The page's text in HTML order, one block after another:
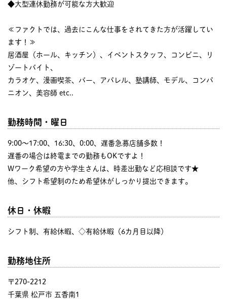
◆大型連休勤務が可能な方大歓迎
≪ファクトでは、過去にこんな仕事をされてきた方が活躍してい
ます！≫
居酒屋（ホール、キッチン）、イベントスタッフ、コンビニ、リ
ゾートバイト、
カラオケ、漫画喫茶、バー、アパレル、塾講師、モデル、コンパ
ニオン、美容師 etc..
勤務時間・曜日
9:00〜17:00、16:30、0:00、遅番急募店舗多数！
遅番の場合は終電までの勤務もOKですよ！
Wワーク希望の方や学生さんは、時差出勤など応相談です★
他、シフト希望制のため希望休がしっかり提出できます。
休日・休暇
シフト制、有給休暇、◇有給休暇（6カ月目以降）
勤務地住所
〒270-2212
千葉県 松戸市 五香南1